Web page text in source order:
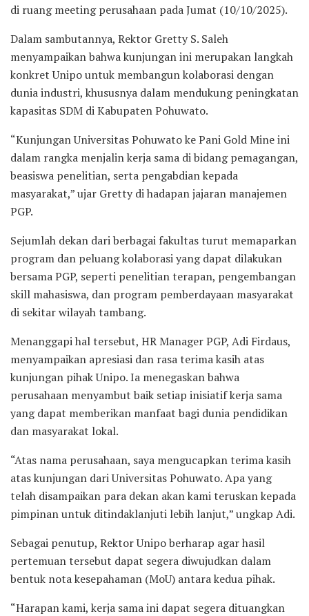
di ruang meeting perusahaan pada Jumat (10/10/2025).
Dalam sambutannya, Rektor Gretty S. Saleh
menyampaikan bahwa kunjungan ini merupakan langkah
konkret Unipo untuk membangun kolaborasi dengan
dunia industri, khususnya dalam mendukung peningkatan
kapasitas SDM di Kabupaten Pohuwato.
“Kunjungan Universitas Pohuwato ke Pani Gold Mine ini
dalam rangka menjalin kerja sama di bidang pemagangan,
beasiswa penelitian, serta pengabdian kepada
masyarakat,” ujar Gretty di hadapan jajaran manajemen
PGP.
Sejumlah dekan dari berbagai fakultas turut memaparkan
program dan peluang kolaborasi yang dapat dilakukan
bersama PGP, seperti penelitian terapan, pengembangan
skill mahasiswa, dan program pemberdayaan masyarakat
di sekitar wilayah tambang.
Menanggapi hal tersebut, HR Manager PGP, Adi Firdaus,
menyampaikan apresiasi dan rasa terima kasih atas
kunjungan pihak Unipo. Ia menegaskan bahwa
perusahaan menyambut baik setiap inisiatif kerja sama
yang dapat memberikan manfaat bagi dunia pendidikan
dan masyarakat lokal.
“Atas nama perusahaan, saya mengucapkan terima kasih
atas kunjungan dari Universitas Pohuwato. Apa yang
telah disampaikan para dekan akan kami teruskan kepada
pimpinan untuk ditindaklanjuti lebih lanjut,” ungkap Adi.
Sebagai penutup, Rektor Unipo berharap agar hasil
pertemuan tersebut dapat segera diwujudkan dalam
bentuk nota kesepahaman (MoU) antara kedua pihak.
“Harapan kami, kerja sama ini dapat segera dituangkan